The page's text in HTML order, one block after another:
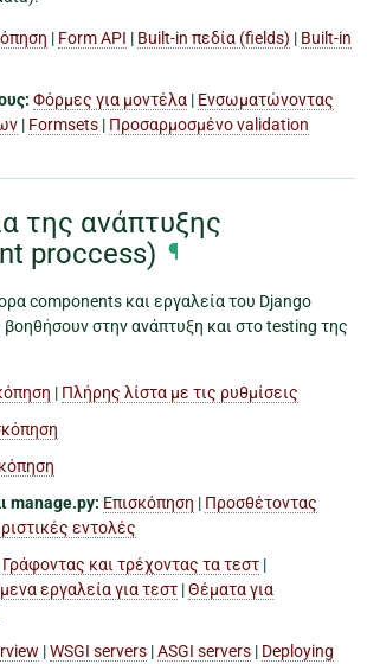
| Form API | Built-in πεδία (fields) | Built-in
Φόρμες για μοντέλα | Ενσωματώνοντας
| Formsets | Προσαρμοσμένo validation
της ανάπτυξης
proccess) ¶
components και εργαλεία του Django
στην ανάπτυξη και στο testing της
| Πλήρης λίστα με τις ρυθμίσεις
manage.py: Επισκόπηση | Προσθέτοντας
εντολές
Γράφοντας και τρέχοντας τα τεστ |
εργαλεία για τεστ |Θέματα για
|WSGI servers |ASGI servers | Deploying